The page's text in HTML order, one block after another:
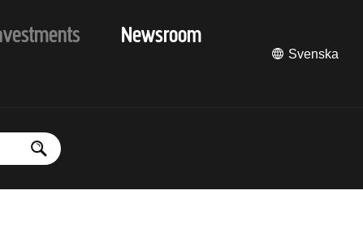
Newsroom
Svenska